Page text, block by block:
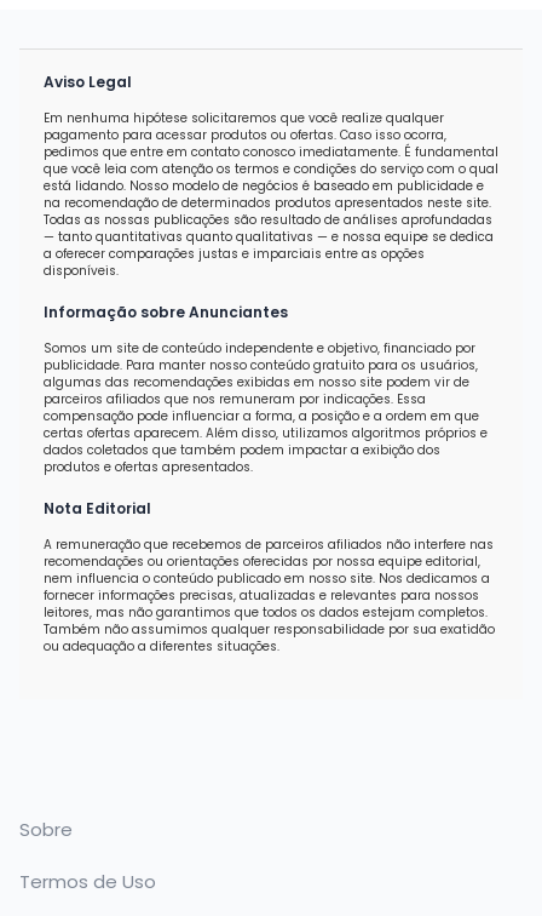
Aviso Legal
Em nenhuma hipótese solicitaremos que você realize qualquer
pagamento para acessar produtos ou ofertas. Caso isso ocorra,
pedimos que entre em contato conosco imediatamente. É fundamental
que você leia com atenção os termos e condições do serviço com o qual
está lidando. Nosso modelo de negócios é baseado em publicidade e
na recomendação de determinados produtos apresentados neste site.
Todas as nossas publicações são resultado de análises aprofundadas
— tanto quantitativas quanto qualitativas — e nossa equipe se dedica
a oferecer comparações justas e imparciais entre as opções
disponíveis.
Informação sobre Anunciantes
Somos um site de conteúdo independente e objetivo, financiado por
publicidade. Para manter nosso conteúdo gratuito para os usuários,
algumas das recomendações exibidas em nosso site podem vir de
parceiros afiliados que nos remuneram por indicações. Essa
compensação pode influenciar a forma, a posição e a ordem em que
certas ofertas aparecem. Além disso, utilizamos algoritmos próprios e
dados coletados que também podem impactar a exibição dos
produtos e ofertas apresentados.
Nota Editorial
A remuneração que recebemos de parceiros afiliados não interfere nas
recomendações ou orientações oferecidas por nossa equipe editorial,
nem influencia o conteúdo publicado em nosso site. Nos dedicamos a
fornecer informações precisas, atualizadas e relevantes para nossos
leitores, mas não garantimos que todos os dados estejam completos.
Também não assumimos qualquer responsabilidade por sua exatidão
ou adequação a diferentes situações.
Sobre
Termos de Uso